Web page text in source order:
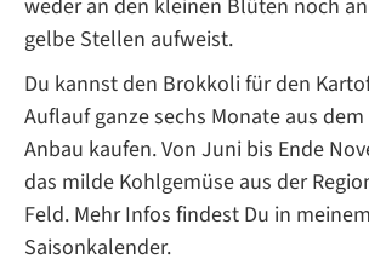
weder an den kleinen Blüten noch
gelbe Stellen aufweist.
Du kannst den Brokkoli für den
Auflauf ganze sechs Monate aus
Anbau kaufen. Von Juni bis Ende
das milde Kohlgemüse aus der
Feld. Mehr Infos findest Du in meinem
Saisonkalender.